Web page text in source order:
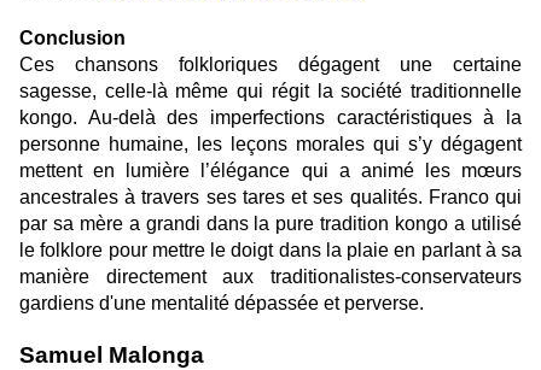
Conclusion
Ces chansons folkloriques dégagent une certaine
sagesse, celle-là même qui régit la société traditionnelle
kongo. Au-delà des imperfections caractéristiques à la
personne humaine, les leçons morales qui s’y dégagent
mettent en lumière l’élégance qui a animé les mœurs
ancestrales à travers ses tares et ses qualités. Franco qui
par sa mère a grandi dans la pure tradition kongo a utilisé
le folklore pour mettre le doigt dans la plaie en parlant à sa
manière directement aux traditionalistes-conservateurs
gardiens d'une mentalité dépassée etperverse.
Samuel Malonga